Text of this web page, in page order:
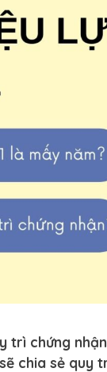
trì chứng
chia sẻ quy